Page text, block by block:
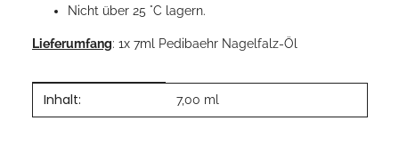
Nicht über 25 °C lagern.
Lieferumfang: 1x 7ml Pedibaehr Nagelfalz-Öl
Produkteigenschaft
Wert
Inhalt: 7,00 ml